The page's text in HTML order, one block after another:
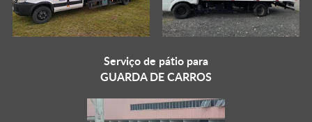
Serviço de pátio para
GUARDA DE CARROS